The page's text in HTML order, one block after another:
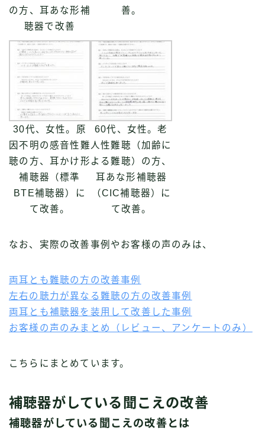
の方、耳あな形補
聴器で改善
善。
30代、女性。原
因不明の感音性難
聴の方、耳かけ形
補聴器（標準
BTE補聴器）に
て改善。
60代、女性。老
人性難聴（加齢に
よる難聴）の方、
耳あな形補聴器
（CIC補聴器）に
て改善。
なお、実際の改善事例やお客様の声のみは、
両耳とも難聴の方の改善事例
左右の聴力が異なる難聴の方の改善事例
両耳とも補聴器を装用して改善した事例
お客様の声のみまとめ（レビュー、アンケートのみ）
こちらにまとめています。
補聴器がしている聞こえの改善
補聴器がしている聞こえの改善とは